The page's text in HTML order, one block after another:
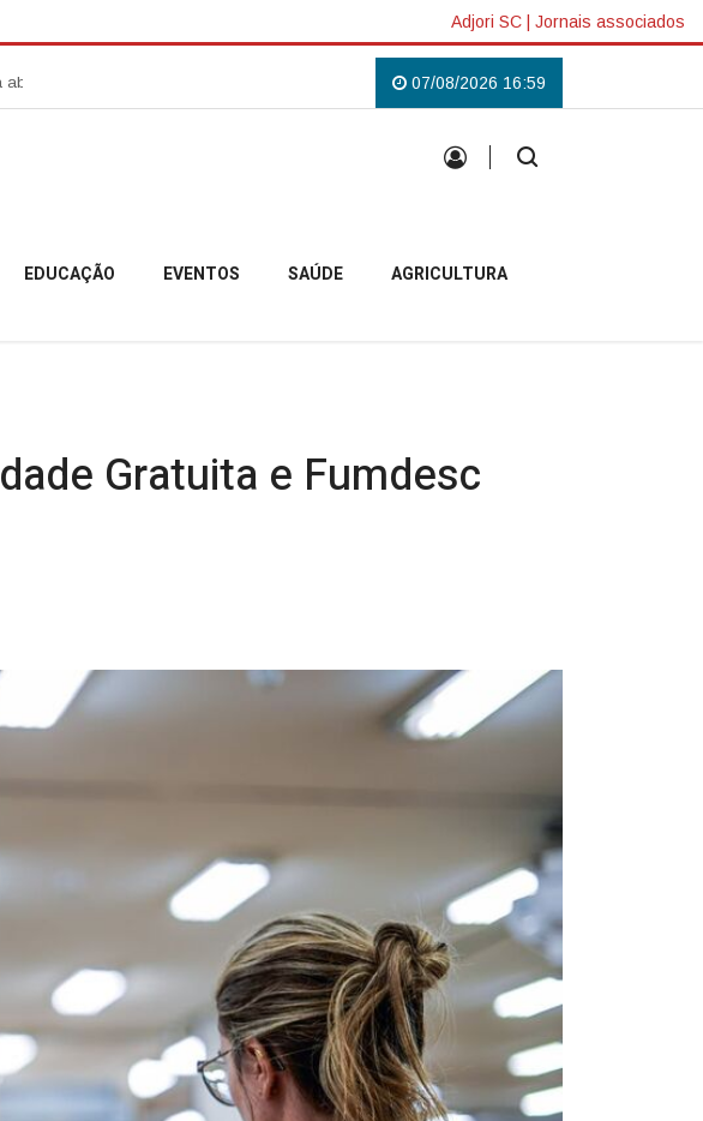
Adjori SC | Jornais associados
Agosto Lilás em Campo Belo do Sul Uma tradição que voltou a reunir a comunidade
07/08/2026 16:59
EDUCAÇÃO EVENTOS SAÚDE AGRICULTURA
Gratuita e Fumdesc